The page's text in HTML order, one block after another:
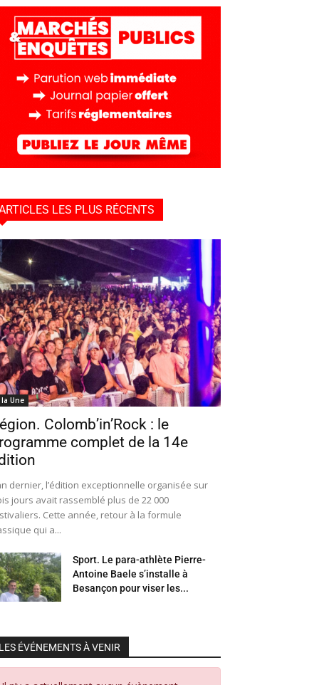
LES PLUS RÉCENTS
la Une
Colomb’in’Rock : le
complet de la 14e
dernier, l’édition exceptionnelle organisée sur
jours avait rassemblé plus de 22 000
Cette année, retour à la formule
qui a...
Sport. Le para-athlète Pierre-
Antoine Baele s’installe à
Besançon pour viser les...
LES ÉVÉNEMENTS À VENIR